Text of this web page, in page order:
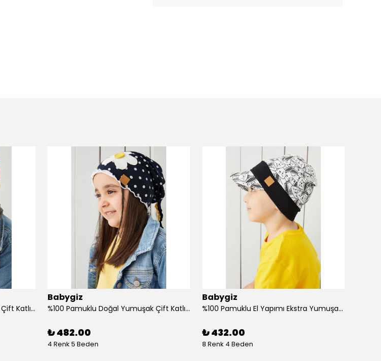
%100 Pamuklu Doğal Yumuşak Çift Katlı Penye Kız Çocuk Bebek Bere Boyunluk Set
Babygiz
%100 Pamuklu Doğal Yumuşak Çift Katlı Penye Kız Çocuk Bebek Bere
₺ 482.00
4 Renk 5 Beden
Babygiz
%100 Pamuklu El Yapımı Ekstra Yumuşak Bebek Çocuk Vizyerli Siyah Beyaz Desenli Şapka
₺ 432.00
8 Renk 4 Beden